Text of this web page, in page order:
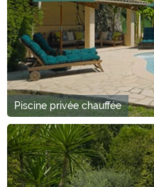
Piscine privée chauffée